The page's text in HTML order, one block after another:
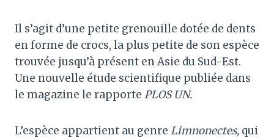
Il s’agit d’une petite grenouille dotée de dents
en forme de crocs, la plus petite de son espèce
trouvée jusqu’à présent en Asie du Sud-Est.
Une nouvelle étude scientifique publiée dans
le magazine le rapporte PLOS UN.
L’espèce appartient au genre Limnonectes, qui